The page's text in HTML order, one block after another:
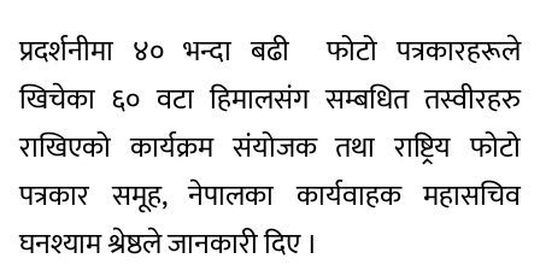
प्रदर्शनीमा ४० भन्दा बढी फोटो पत्रकारहरूले
खिचेका ६० वटा हिमालसंग सम्बधित तस्वीरहरु
राखिएको कार्यक्रम संयोजक तथा राष्ट्रिय फोटो
पत्रकार समूह, नेपालका कार्यवाहक महासचिव
घनश्याम श्रेष्ठले जानकारी दिए ।